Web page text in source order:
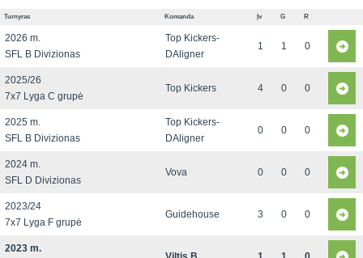
Turnyras Komanda Įv G R
2026 m.
SFL B Divizionas
Top Kickers-
DAligner
1 1 0
2025/26
7x7 Lyga C grupė
Top Kickers 4 0 0
2025 m.
SFL B Divizionas
Top Kickers-
DAligner
0 0 0
2024 m.
SFL D Divizionas
Vova 0 0 0
2023/24
7x7 Lyga F grupė
Guidehouse 3 0 0
2023 m.